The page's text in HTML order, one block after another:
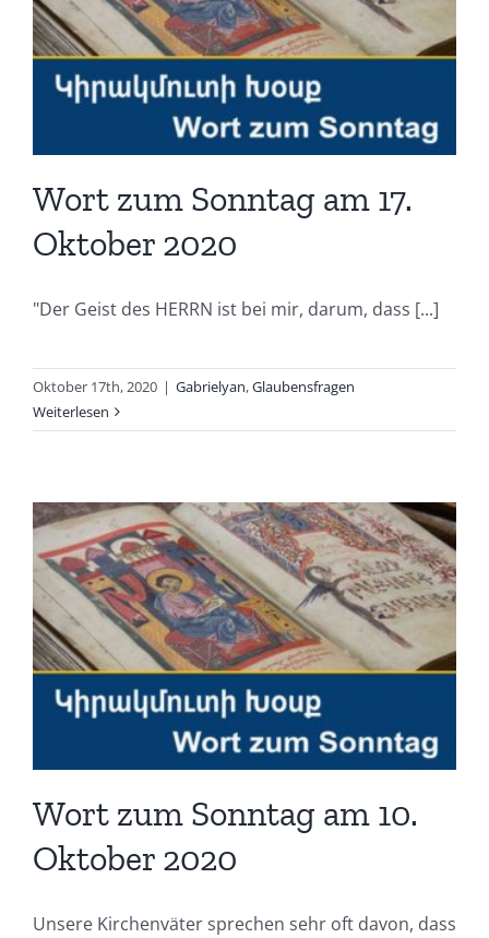
Wort zum Sonntag am 17.
Oktober 2020
"Der Geist des HERRN ist bei mir, darum, dass [...]
Oktober 17th, 2020 | Gabrielyan,Glaubensfragen
Weiterlesen
Wort zum Sonntag am 10.
Oktober 2020
Unsere Kirchenväter sprechen sehr oft davon, dass